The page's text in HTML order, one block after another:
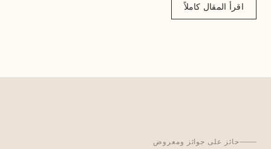
اقرأ المقال كاملاً
حائز على جوائز ومعروض